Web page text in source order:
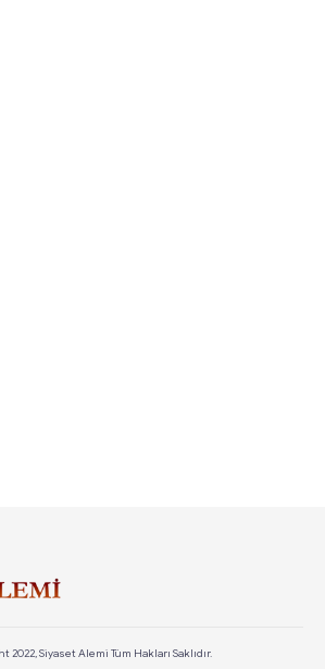
2022, Siyaset Alemi Tüm Hakları Saklıdır.